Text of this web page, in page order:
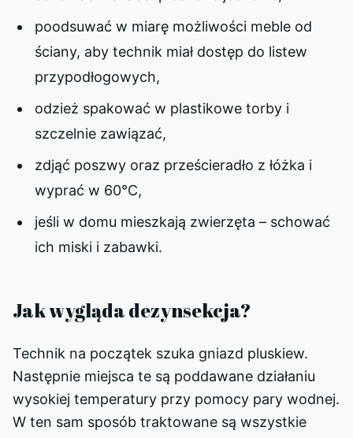
poodsuwać w miarę możliwości meble od
ściany, aby technik miał dostęp do listew
przypodłogowych,
odzież spakować w plastikowe torby i
szczelnie zawiązać,
zdjąć poszwy oraz prześcieradło z łóżka i
wyprać w 60°C,
jeśli w domu mieszkają zwierzęta – schować
ich miski i zabawki.
Jak wygląda dezynsekcja?
Technik na początek szuka gniazd pluskiew.
Następnie miejsca te są poddawane działaniu
wysokiej temperatury przy pomocy pary wodnej.
W ten sam sposób traktowane są wszystkie